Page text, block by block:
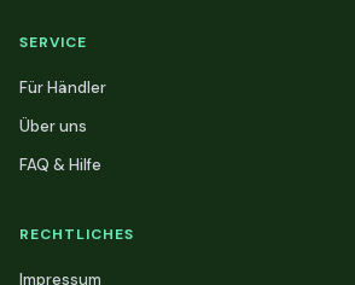
SERVICE
Für Händler
Über uns
FAQ & Hilfe
RECHTLICHES
Impressum